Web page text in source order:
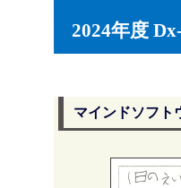
2024年度
マインドソフト